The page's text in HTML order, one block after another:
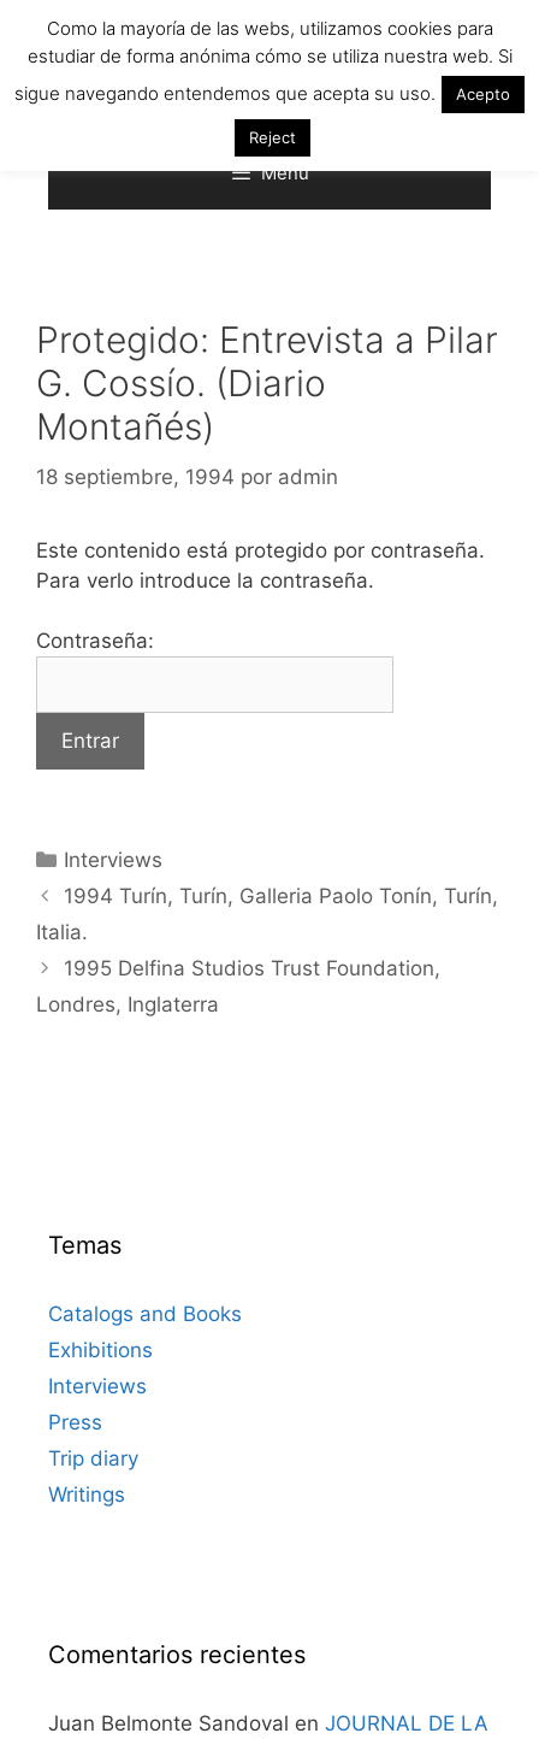
Menú
Protegido: Entrevista a Pilar
G. Cossío. (Diario
Montañés)
18 septiembre, 1994 por admin
Este contenido está protegido por contraseña.
Para verlo introduce la contraseña.
Contraseña:
Categorías
Interviews
1994 Turín, Turín, Galleria Paolo Tonín, Turín,
Italia.
1995 Delfina Studios Trust Foundation,
Londres, Inglaterra
Temas
Catalogs and Books
Exhibitions
Interviews
Press
Trip diary
Writings
Comentarios recientes
Juan Belmonte Sandoval en JOURNAL DE LA
Como la mayoría de las webs, utilizamos cookies para
estudiar de forma anónima cómo se utiliza nuestra web. Si
sigue navegando entendemos que acepta su uso.
Acepto
Reject